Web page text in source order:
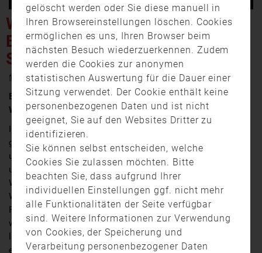
WOHNUNGSBRAND IN
BÄRNAU FORDERT
SCHWERVERLETZTEN MANN
19. Oktober 2021 21:16
Ein 26-jähriger Mann ist gestern Abend bei einem
Wohnungsbrand in Bärnau schwer verletzt worden.
In einer Wohnung in der Bischof-Senestrey-Straße ist
gegen 18:45 Uhr ein Feuer ausgebrochen. Die
umliegenden Feuerwehren konnten den Brand schnell
unter Kontrolle bringen. Auch der 26-jährige
Wohnungsinhaber konnte sich noch selbst aus der
Wohnung retten. Dennoch musste er mit einem
Rettungshubschrauber in eine Spezialklinik gebracht
werden, um seine Brandverletzungen behandeln zu
lassen. Nach derzeitigem Stand der Ermittlungen sei
ein Ethanol-Ofen in der Wohnung die Ursache für den
gelöscht werden oder Sie diese manuell in
Ihren Browsereinstellungen löschen. Cookies
ermöglichen es uns, Ihren Browser beim
nächsten Besuch wiederzuerkennen. Zudem
werden die Cookies zur anonymen
statistischen Auswertung für die Dauer einer
Sitzung verwendet. Der Cookie enthält keine
personenbezogenen Daten und ist nicht
geeignet, Sie auf den Websites Dritter zu
identifizieren.
Sie können selbst entscheiden, welche
Cookies Sie zulassen möchten. Bitte
beachten Sie, dass aufgrund Ihrer
individuellen Einstellungen ggf. nicht mehr
alle Funktionalitäten der Seite verfügbar
sind. Weitere Informationen zur Verwendung
von Cookies, der Speicherung und
Verarbeitung personenbezogener Daten